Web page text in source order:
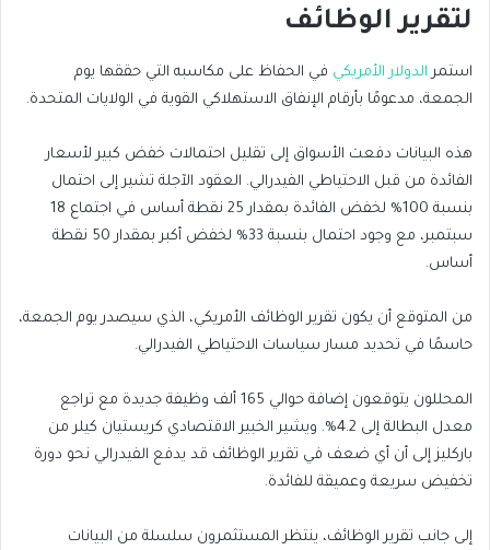
لتقرير الوظائف
استمر الدولار الأمريكي في الحفاظ على مكاسبه التي حققها يوم
الجمعة، مدعومًا بأرقام الإنفاق الاستهلاكي القوية في الولايات المتحدة.
هذه البيانات دفعت الأسواق إلى تقليل احتمالات خفض كبير لأسعار
الفائدة من قبل الاحتياطي الفيدرالي. العقود الآجلة تشير إلى احتمال
بنسبة 100% لخفض الفائدة بمقدار 25 نقطة أساس في اجتماع 18
سبتمبر، مع وجود احتمال بنسبة 33% لخفض أكبر بمقدار 50 نقطة
أساس.
من المتوقع أن يكون تقرير الوظائف الأمريكي، الذي سيصدر يوم الجمعة،
حاسمًا في تحديد مسار سياسات الاحتياطي الفيدرالي.
المحللون يتوقعون إضافة حوالي 165 ألف وظيفة جديدة مع تراجع
معدل البطالة إلى 4.2%. ويشير الخبير الاقتصادي كريستيان كيلر من
باركليز إلى أن أي ضعف في تقرير الوظائف قد يدفع الفيدرالي نحو دورة
تخفيض سريعة وعميقة للفائدة.
إلى جانب تقرير الوظائف، ينتظر المستثمرون سلسلة من البيانات